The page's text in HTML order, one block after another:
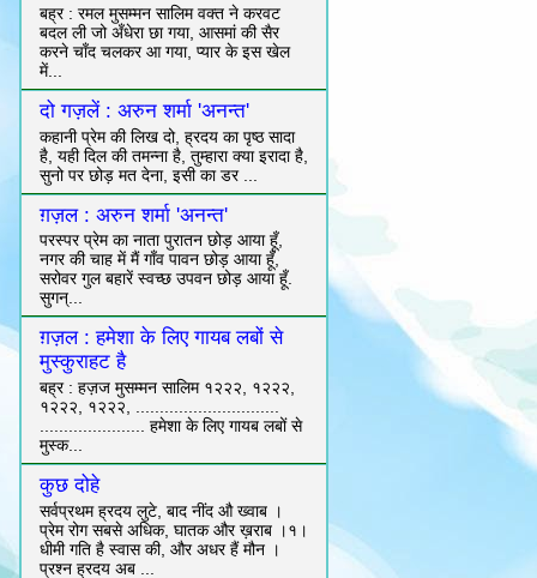
बह्र : रमल मुसम्मन सालिम वक्त ने करवट
बदल ली जो अँधेरा छा गया, आसमां की सैर
करने चाँद चलकर आ गया, प्यार के इस खेल
में...
दो गज़लें : अरुन शर्मा 'अनन्त'
कहानी प्रेम की लिख दो, ह्रदय का पृष्ठ सादा
है, यही दिल की तमन्ना है, तुम्हारा क्या इरादा है,
सुनो पर छोड़ मत देना, इसी का डर ...
ग़ज़ल : अरुन शर्मा 'अनन्त'
परस्पर प्रेम का नाता पुरातन छोड़ आया हूँ,
नगर की चाह में मैं गाँव पावन छोड़ आया हूँ,
सरोवर गुल बहारें स्वच्छ उपवन छोड़ आया हूँ.
सुगन्...
ग़ज़ल : हमेशा के लिए गायब लबों से
मुस्कुराहट है
बह्र : हज़ज मुसम्मन सालिम १२२२, १२२२,
१२२२, १२२२, ..............................
...................... हमेशा के लिए गायब लबों से
मुस्क...
कुछ दोहे
सर्वप्रथम ह्रदय लुटे, बाद नींद औ ख्वाब ।
प्रेम रोग सबसे अधिक, घातक और ख़राब ।१।
धीमी गति है स्वास की, और अधर हैं मौन ।
प्रश्न ह्रदय अब ...